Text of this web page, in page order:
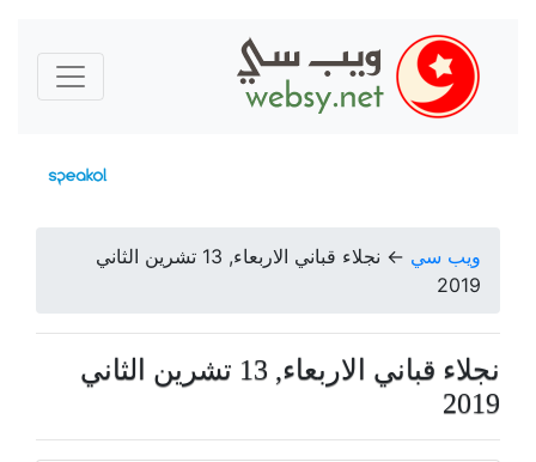
ويب سي ←
نجلاء قباني الاربعاء, 13 تشرين الثاني
2019
نجلاء قباني الاربعاء, 13 تشرين الثاني
2019